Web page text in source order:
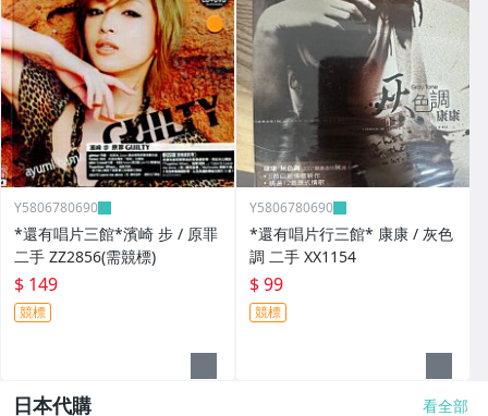
Y5806780690
*還有唱片三館*濱崎 步 / 原罪
二手 ZZ2856(需競標)
$ 149
競標
Y5806780690
*還有唱片行三館* 康康 / 灰色
調 二手 XX1154
$ 99
競標
日本代購 看全部